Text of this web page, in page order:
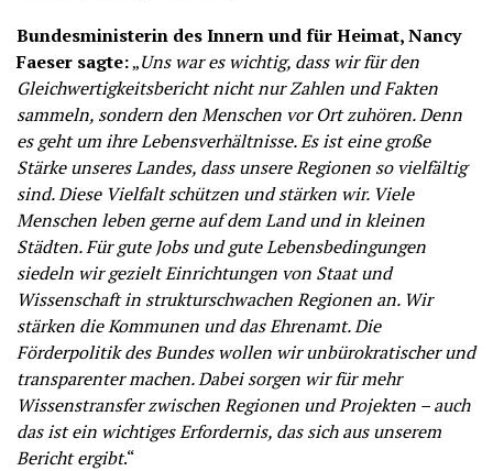
Bundesministerin des Innern und für Heimat, Nancy
Faeser sagte:„Uns war es wichtig, dass wir für den
Gleichwertigkeitsbericht nicht nur Zahlen und Fakten
sammeln, sondern den Menschen vor Ort zuhören. Denn
es geht um ihre Lebensverhältnisse. Es ist eine große
Stärke unseres Landes, dass unsere Regionen so vielfältig
sind. Diese Vielfalt schützen und stärken wir. Viele
Menschen leben gerne auf dem Land und in kleinen
Städten. Für gute Jobs und gute Lebensbedingungen
siedeln wir gezielt Einrichtungen von Staat und
Wissenschaft in strukturschwachen Regionen an. Wir
stärken die Kommunen und das Ehrenamt. Die
Förderpolitik des Bundes wollen wir unbürokratischer und
transparenter machen. Dabei sorgen wir für mehr
Wissenstransfer zwischen Regionen und Projekten – auch
das ist ein wichtiges Erfordernis, das sich aus unserem
Bericht ergibt.“